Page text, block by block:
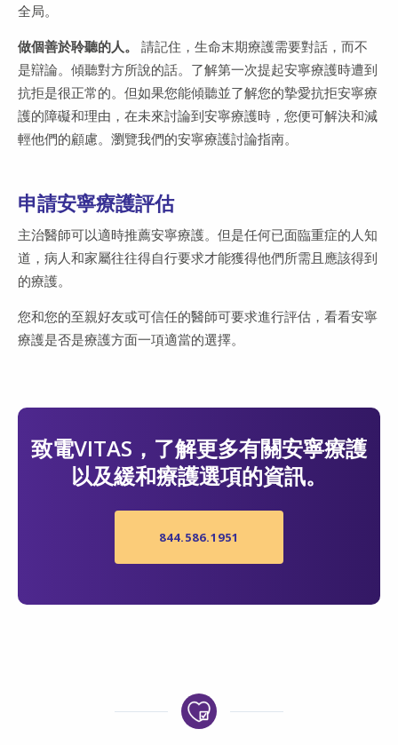
全局。
做個善於聆聽的人。
請記住，生命末期療護需要對話，而不
是辯論。傾聽對方所說的話。了解第一次提起安寧療護時遭到
抗拒是很正常的。但如果您能傾聽並了解您的摯愛抗拒安寧療
護的障礙和理由，在未來討論到安寧療護時，您便可解決和減
輕他們的顧慮。瀏覽我們的安寧療護討論指南。
申請安寧療護評估
主治醫師可以適時推薦安寧療護。但是任何已面臨重症的人知
道，病人和家屬往往得自行要求才能獲得他們所需且應該得到
的療護。
您和您的至親好友或可信任的醫師可要求進行評估，看看安寧
療護是否是療護方面一項適當的選擇。
致電VITAS，了解更多有關安寧療護
以及緩和療護選項的資訊。
844.586.1951